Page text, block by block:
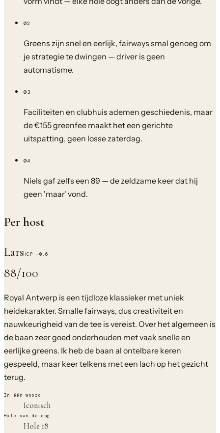
02
Greens zijn snel en eerlijk, fairways smal genoeg om
je strategie te dwingen — driver is geen
automatisme.
03
Faciliteiten en clubhuis ademen geschiedenis, maar
de €155 greenfee maakt het een gerichte
uitspatting, geen losse zaterdag.
04
Niels gaf zelfs een 89 — de zeldzame keer dat hij
geen 'maar' vond.
Per host
LarsHCP+0.6
88/100
Royal Antwerp is een tijdloze klassieker met uniek
heidekarakter. Smalle fairways, dus creativiteit en
nauwkeurigheid van de tee is vereist. Over het algemeen is
de baan zeer goed onderhouden met vaak snelle en
eerlijke greens. Ik heb de baan al ontelbare keren
gespeeld, maar keer telkens met een lach op het gezicht
terug.
In één woord
Iconisch
Hole van de dag
Hole 18